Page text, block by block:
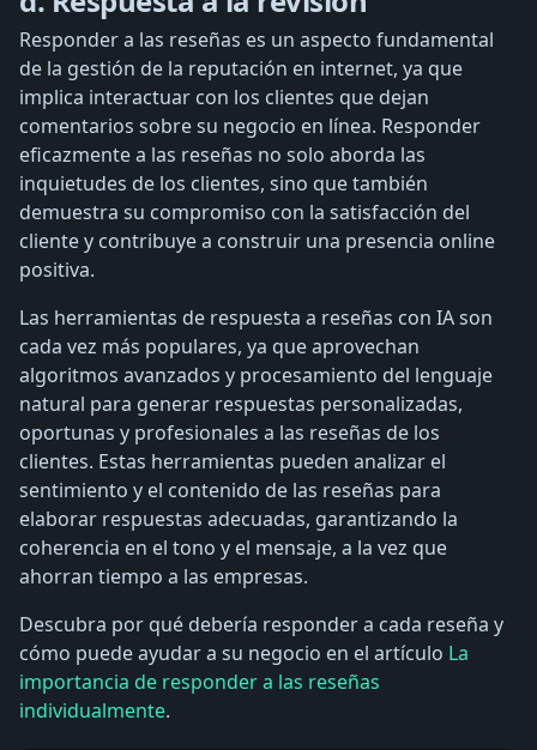
Responder a las reseñas es un aspecto fundamental
de la gestión de la reputación en internet, ya que
implica interactuar con los clientes que dejan
comentarios sobre su negocio en línea. Responder
eficazmente a las reseñas no solo aborda las
inquietudes de los clientes, sino que también
demuestra su compromiso con la satisfacción del
cliente y contribuye a construir una presencia online
positiva.
Las herramientas de respuesta a reseñas con IA son
cada vez más populares, ya que aprovechan
algoritmos avanzados y procesamiento del lenguaje
natural para generar respuestas personalizadas,
oportunas y profesionales a las reseñas de los
clientes. Estas herramientas pueden analizar el
sentimiento y el contenido de las reseñas para
elaborar respuestas adecuadas, garantizando la
coherencia en el tono y el mensaje, a la vez que
ahorran tiempo a las empresas.
Descubra por qué debería responder a cada reseña y
cómo puede ayudar a su negocio en el artículo La
importancia de responder a las reseñas
individualmente.